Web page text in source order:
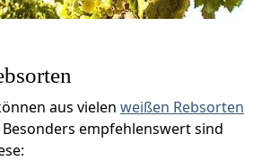
aus vielen weißen Rebsorten
empfehlenswert sind